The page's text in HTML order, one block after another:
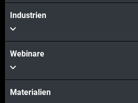
Industrien
Webinare
Materialien